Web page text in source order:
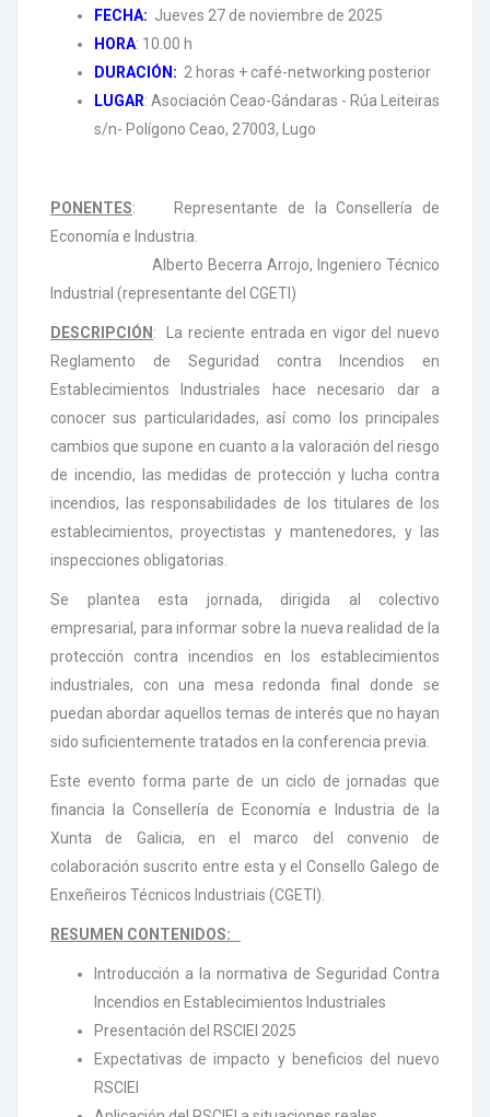
FECHA: Jueves 27 de noviembre de 2025
HORA: 10.00 h
DURACIÓN: 2 horas + café-networking posterior
LUGAR: Asociación Ceao-Gándaras - Rúa Leiteiras
s/n- Polígono Ceao, 27003, Lugo
PONENTES: Representante de la Consellería de
Economía e Industria.
Alberto Becerra Arrojo, Ingeniero Técnico
Industrial (representante del CGETI)
DESCRIPCIÓN : La reciente entrada en vigor del nuevo
Reglamento de Seguridad contra Incendios en
Establecimientos Industriales hace necesario dar a
conocer sus particularidades, así como los principales
cambios que supone en cuanto a la valoración del riesgo
de incendio, las medidas de protección y lucha contra
incendios, las responsabilidades de los titulares de los
establecimientos, proyectistas y mantenedores, y las
inspecciones obligatorias.
Se plantea esta jornada, dirigida al colectivo
empresarial, para informar sobre la nueva realidad de la
protección contra incendios en los establecimientos
industriales, con una mesa redonda final donde se
puedan abordar aquellos temas de interés que no hayan
sido suficientemente tratados en la conferencia previa.
Este evento forma parte de un ciclo de jornadas que
financia la Consellería de Economía e Industria de la
Xunta de Galicia, en el marco del convenio de
colaboración suscrito entre esta y el Consello Galego de
Enxeñeiros Técnicos Industriais (CGETI).
RESUMEN CONTENIDOS:
Introducción a la normativa de Seguridad Contra
Incendios en Establecimientos Industriales
Presentación del RSCIEI 2025
Expectativas de impacto y beneficios del nuevo
RSCIEI